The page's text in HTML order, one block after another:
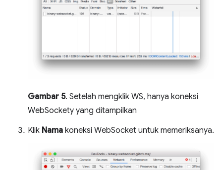
Gambar 5. Setelah mengklik WS, hanya koneksi
WebSockety yang ditampilkan
Klik Nama koneksi WebSocket untuk memeriksanya.